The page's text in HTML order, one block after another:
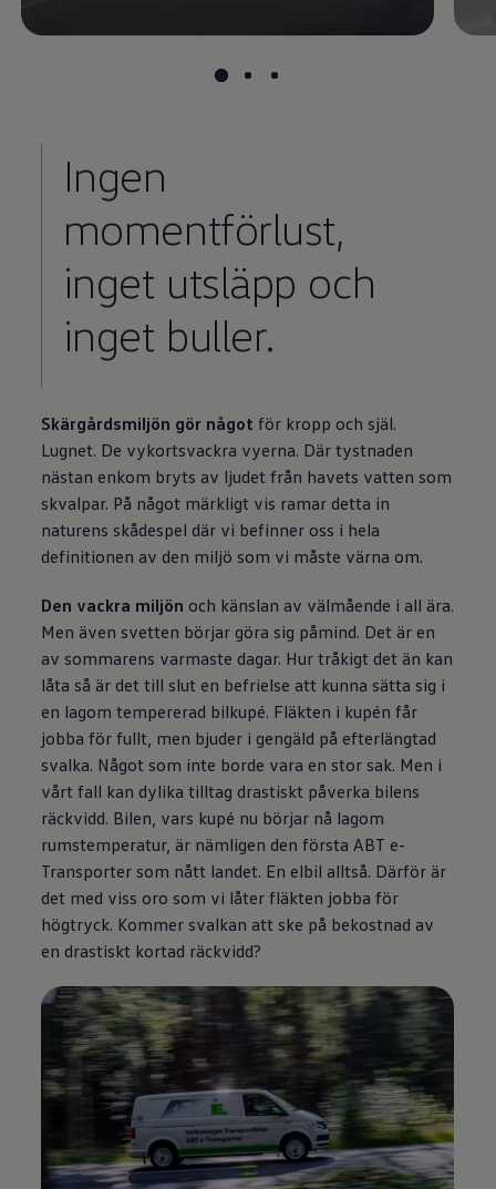
Ingen
momentförlust,
inget utsläpp och
inget buller.
Skärgårdsmiljön gör något för kropp och själ.
Lugnet. De vykortsvackra vyerna. Där tystnaden
nästan enkom bryts av ljudet från havets vatten som
skvalpar. På något märkligt vis ramar detta in
naturens skådespel där vi befinner oss i hela
definitionen av den miljö som vi måste värna om.
Den vackra miljön och känslan av välmående i all ära.
Men även svetten börjar göra sig påmind. Det är en
av sommarens varmaste dagar. Hur tråkigt det än kan
låta så är det till slut en befrielse att kunna sätta sig i
en lagom tempererad bilkupé. Fläkten i kupén får
jobba för fullt, men bjuder i gengäld på efterlängtad
svalka. Något som inte borde vara en stor sak. Men i
vårt fall kan dylika tilltag drastiskt påverka bilens
räckvidd. Bilen, vars kupé nu börjar nå lagom
rumstemperatur, är nämligen den första ABT e-
Transporter som nått landet. En elbil alltså. Därför är
det med viss oro som vi låter fläkten jobba för
högtryck. Kommer svalkan att ske på bekostnad av
en drastiskt kortad räckvidd?